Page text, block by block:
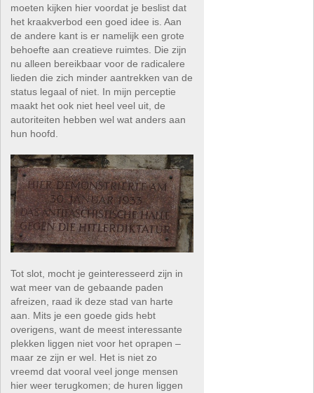
moeten kijken hier voordat je beslist dat
het kraakverbod een goed idee is. Aan
de andere kant is er namelijk een grote
behoefte aan creatieve ruimtes. Die zijn
nu alleen bereikbaar voor de radicalere
lieden die zich minder aantrekken van de
status legaal of niet. In mijn perceptie
maakt het ook niet heel veel uit, de
autoriteiten hebben wel wat anders aan
hun hoofd.
Tot slot, mocht je geinteresseerd zijn in
wat meer van de gebaande paden
afreizen, raad ik deze stad van harte
aan. Mits je een goede gids hebt
overigens, want de meest interessante
plekken liggen niet voor het oprapen –
maar ze zijn er wel. Het is niet zo
vreemd dat vooral veel jonge mensen
hier weer terugkomen; de huren liggen